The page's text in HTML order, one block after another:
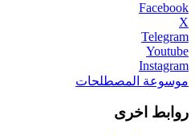
Facebook
X
Telegram
Youtube
Instagram
موسوعة المصطلحات
روابط اخرى